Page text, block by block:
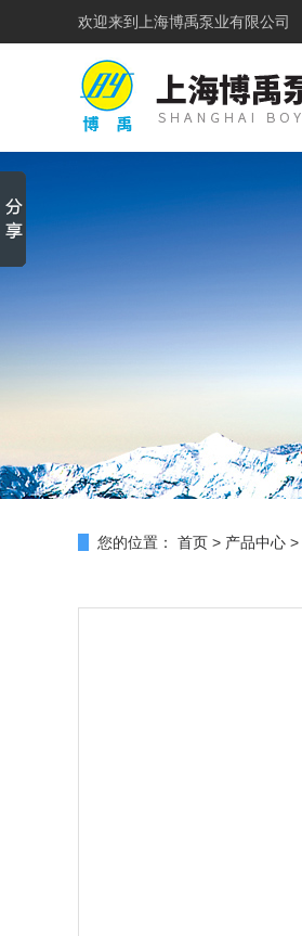
欢迎来到 上海博禹泵业有限公司
您的位置： 首页 > 产品中心 >